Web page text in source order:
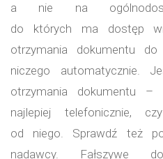
a nie na
do których ma dostęp
otrzymania dokumentu
niczego automatycznie.
otrzymania dokumentu
najlepiej telefonicznie,
od niego. Sprawdź też
nadawcy. Fałszywe